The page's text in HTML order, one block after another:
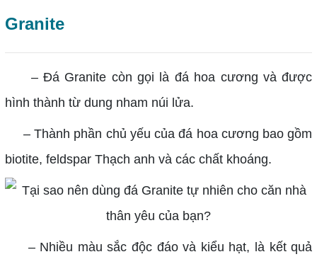
Granite
– Đá Granite còn gọi là đá hoa cương và được
hình thành từ dung nham núi lửa.
– Thành phần chủ yếu của đá hoa cương bao gồm
biotite, feldspar Thạch anh và các chất khoáng.
– Nhiều màu sắc độc đáo và kiểu hạt, là kết quả